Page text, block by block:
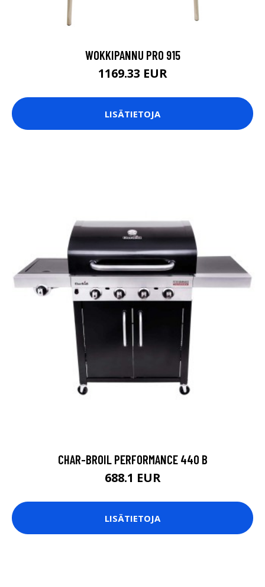
WOKKIPANNU PRO 915
1169.33 EUR
LISÄTIETOJA
CHAR-BROIL PERFORMANCE 440 B
688.1 EUR
LISÄTIETOJA